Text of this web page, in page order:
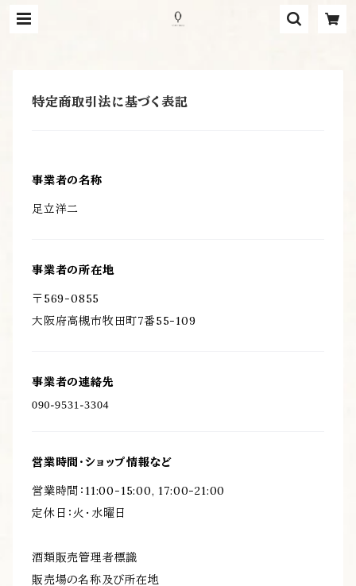
特定商取引法に基づく表記
事業者の名称
足立洋二
事業者の所在地
〒569-0855
大阪府高槻市牧田町7番55-109
事業者の連絡先
営業時間・ショップ情報など
営業時間：11:00-15:00, 17:00-21:00
定休日：火・水曜日
酒類販売管理者標識
販売場の名称及び所在地